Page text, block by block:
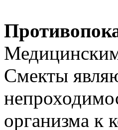
Смекты
организма к